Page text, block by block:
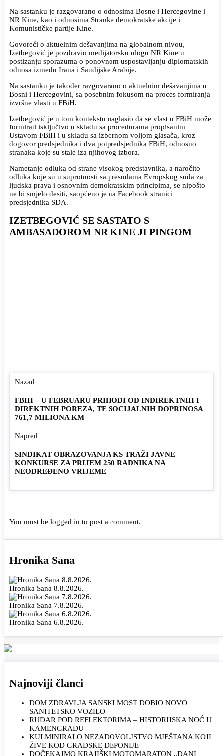
Na sastanku je razgovarano o odnosima Bosne i Hercegovine i
NR Kine, kao i odnosima Stranke demokratske akcije i
Komunističke partije Kine.
Govoreći o aktuelnim dešavanjima na globalnom nivou,
Izetbegović je pozdravio medijatorsku ulogu NR Kine u
postizanju sporazuma o ponovnom uspostavljanju diplomatskih
odnosa između Irana i Saudijske Arabije.
Na sastanku je također razgovarano o aktuelnim dešavanjima u
Bosni i Hercegovini, sa posebnim fokusom na proces formiranja
izvršne vlasti u FBiH.
Izetbegović je u tom kontekstu naglasio da se vlast u FBiH može
formirati isključivo u skladu sa procedurama propisanim
Ustavom FBiH i u skladu sa izbornom voljom glasača, kroz
dogovor predsjednika i dva potpredsjednika FBiH, odnosno
stranaka koje su stale iza njihovog izbora.
Nametanje odluka od strane visokog predstavnika, a naročito
odluka koje su u suprotnosti sa presudama Evropskog suda za
ljudska prava i osnovnim demokratskim principima, se nipošto
ne bi smjelo desiti, saopćeno je na Facebook stranici
predsjednika SDA.
IZETBEGOVIĆ SE SASTATO S
AMBASADOROM NR KINE JI PINGOM
Nazad
FBIH – U FEBRUARU PRIHODI OD INDIREKTNIH I
DIREKTNIH POREZA, TE SOCIJALNIH DOPRINOSA
761,7 MILIONA KM
Napred
SINDIKAT OBRAZOVANJA KS TRAŽI JAVNE
KONKURSE ZA PRIJEM 250 RADNIKA NA
NEODREĐENO VRIJEME
You must be logged in to post a comment.
Hronika Sana
Hronika Sana 8.8.2026.
Hronika Sana 7.8.2026.
Hronika Sana 6.8.2026.
Najnoviji članci
DOM ZDRAVLJA SANSKI MOST DOBIO NOVO
SANITETSKO VOZILO
RUDAR POD REFLEKTORIMA – HISTORIJSKA NOĆ U
KAMENGRADU
KULMINIRALO NEZADOVOLJSTVO MJEŠTANA KOJI
ŽIVE KOD GRADSKE DEPONIJE
DOČEKAJMO KRAJIŠKI MOTOMARATON „DANI